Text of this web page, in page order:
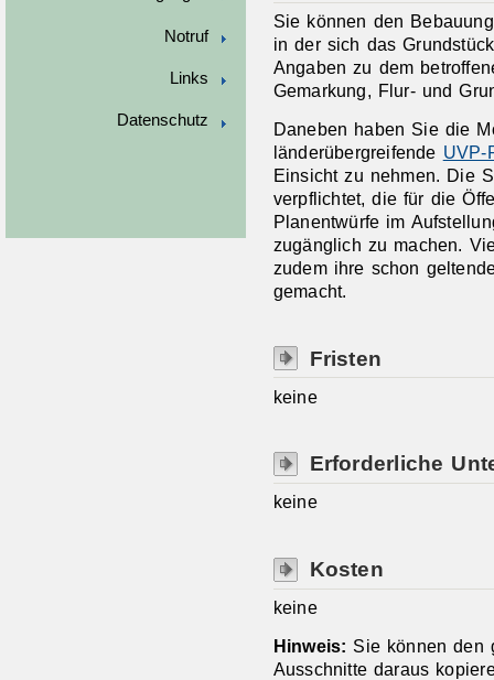
Notruf
Links
Datenschutz
Sie können den
in der sich das
Angaben zu dem
Gemarkung, Flur- und
Daneben haben Sie die
länderübergreifende UVP-
Einsicht zu nehmen. Die
verpflichtet, die für die
Planentwürfe im
zugänglich zu machen.
zudem ihre schon
gemacht.
Fristen
keine
Erforderliche
keine
Kosten
keine
Hinweis: Sie können den
Ausschnitte daraus